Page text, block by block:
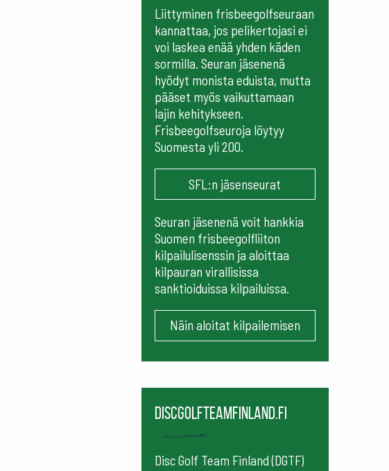
Liittyminen frisbeegolfseuraan
kannattaa, jos pelikertojasi ei
voi laskea enää yhden käden
sormilla. Seuran jäsenenä
hyödyt monista eduista, mutta
pääset myös vaikuttamaan
lajin kehitykseen.
Frisbeegolfseuroja löytyy
Suomesta yli 200.
SFL:n jäsenseurat
Seuran jäsenenä voit hankkia
Suomen frisbeegolfliiton
kilpailulisenssin ja aloittaa
kilpauran virallisissa
sanktioiduissa kilpailuissa.
Näin aloitat kilpailemisen
Discgolfteamfinland.fi
Disc Golf Team Finland (DGTF)